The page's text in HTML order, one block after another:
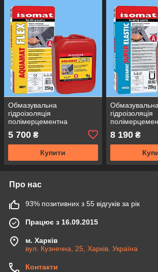
Обмазувальна
гідроізоляція
полімерцементна
бетону від вологи сіра
AQUAMAT FLEX
5 700 ₴
Купити
Обмазувальна
гідроізоляція
розчин
Супереластик
8 190₴
Про нас
93% позитивних з 55 відгуків за рік
Працює з 16.09.2015
м. Харків
вул. Кузнечна, 25, Харків, Україна
Контакти